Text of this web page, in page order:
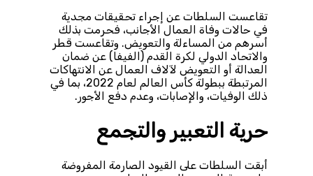
تقاعست السلطات عن إجراء تحقيقات مجدية
في حالات وفاة العمال الأجانب، فحرمت بذلك
أسرهم من المساءلة والتعويض. وتقاعست قطر
والاتحاد الدولي لكرة القدم (الفيفا) عن ضمان
العدالة أو التعويض لآلاف العمال عن الانتهاكات
المرتبطة ببطولة كأس العالم لعام 2022، بما في
ذلك الوفيات، والإصابات، وعدم دفع الأجور.
حرية التعبير والتجمع
أبقت السلطات على القيود الصارمة المفروضة